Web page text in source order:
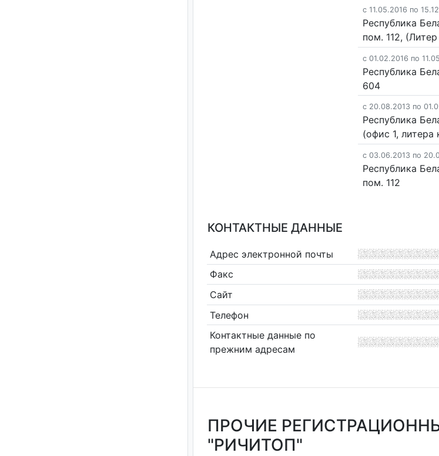
c 11.05.2016 по
Республика
пом. 112,
c 01.02.2016 по
Республика
604
c 20.08.2013 по
Республика
(офис 1, литера
c 03.06.2013 по
Республика
пом. 112
КОНТАКТНЫЕ ДАННЫЕ
Адрес электронной почты
Факс
Сайт
Телефон
Контактные данные по
прежним адресам
ПРОЧИЕ
"РИЧИТОП"